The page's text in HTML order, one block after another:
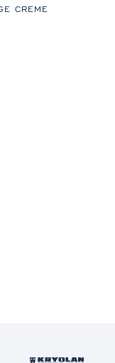
CREME